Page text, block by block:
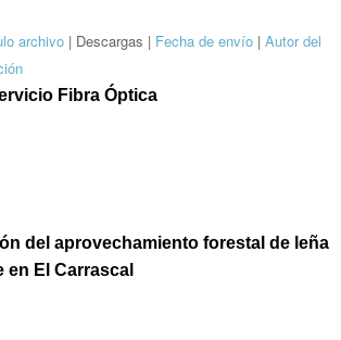
archivo | Descargas | Fecha de envío | Autor del
Fibra Óptica
del aprovechamiento forestal de leña
en El Carrascal